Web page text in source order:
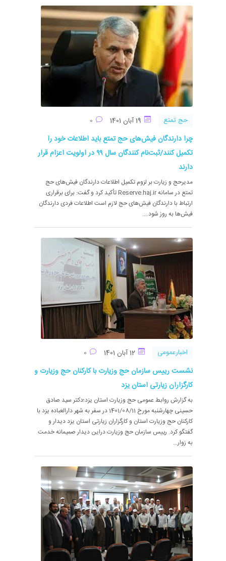
حج تمتع
چرا دارندگان فیش‌های حج تمتع باید اطلاعات خود را
تکمیل کنند/ثبت‌نام کنندگان سال ۹۹ در اولویت اعزام قرار
دارند
مدیرحج و زیارت بر لزوم تکمیل اطلاعات دارندگان فیش‌های حج
تمتع در سامانه Reserve.haj.ir تأکید کرد و گفت: برای برقراری
ارتباط با دارندگان فیش‌های حج لازم است اطلاعات فردی دارندگان
فیش‌ها به روز شود....
اخبارعمومی 12 آبان 1401
نشست رییس سازمان حج وزیارت با کارکنان حج وزیارت و
کارگزاران زیارتی استان یزد
به گزارش روابط عمومی حج وزیارت استان یزد؛دکتر سید صادق
حسینی چهارشنبه مورخ 1401/08/11 در سفر به شهر دارالعباده یزد با
کارکنان حج وزیارت استان و کارگزاران زیارتی استان یزد دیدار و
گفتگو کرد. رییس سازمان حج وزیارت دراین دیدار صمیمانه خدمت
به زوار...